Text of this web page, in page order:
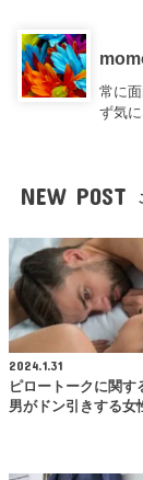
常に
ず気
NEW POST
2024.1.31
ピロートークに関す
男がドン引きする女